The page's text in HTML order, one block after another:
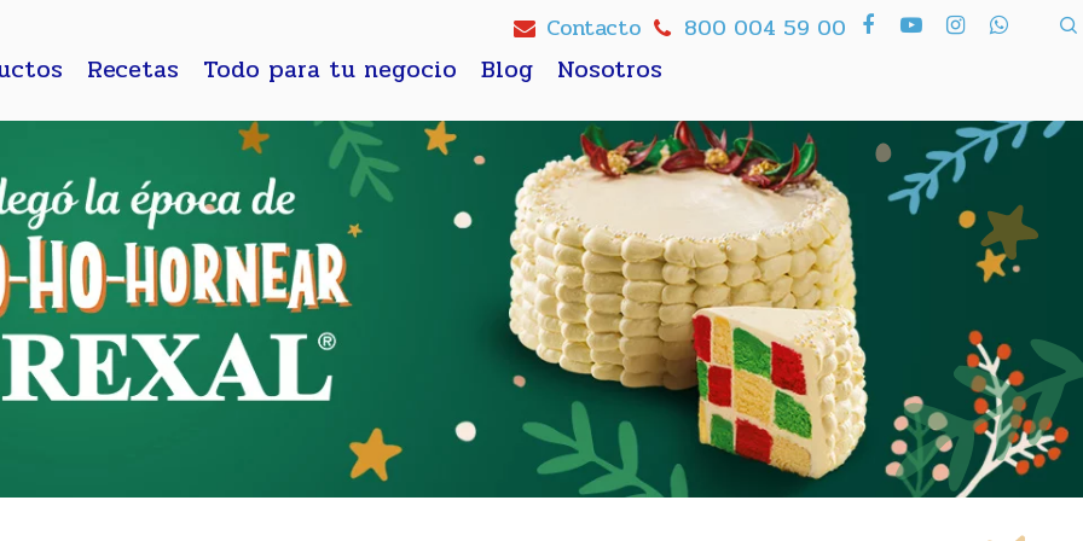
Recetas Todo para tu negocio Blog Nosotros
Contacto 800 004 59 00